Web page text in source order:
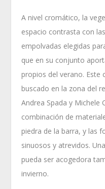
A nivel cromático, la
espacio contrasta con
empolvadas elegidas
que en su conjunto
propios del verano. Este
buscado en la zona del
Andrea Spada y Michele
combinación de
piedra de la barra, y las
sinuosos y atrevidos.
pueda ser acogedora
invierno.